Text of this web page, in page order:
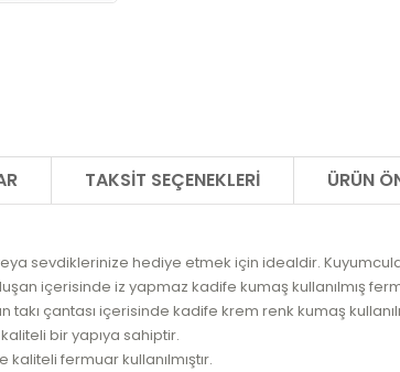
TAKSIT SEÇENEKLERI ÜRÜN
veya sevdiklerinize hediye etmek için idealdir.
içerisinde iz yapmaz kadife kumaş kullanılmış
çantası içerisinde kadife krem renk kumaş
bir yapıya sahiptir.
fermuar kullanılmıştır.